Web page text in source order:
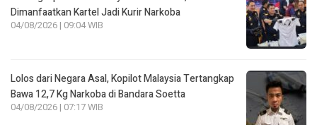
Dimanfaatkan Kartel Jadi Kurir Narkoba
04/08/2026 | 09:04 WIB
Lolos dari Negara Asal, Kopilot Malaysia Tertangkap
Bawa 12,7 Kg Narkoba di Bandara Soetta
04/08/2026 | 07:17 WIB